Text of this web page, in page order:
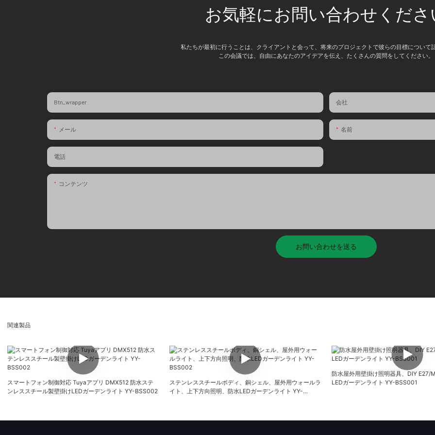
お気軽にお問い合わせくださ
私たちが最初に行うことは、クライアントと会って、将来のプロジェクトで彼らの目標について
この会議では、自由にあなたのアイデアを伝え、たくさんの質問をしてください。
Btn_wrapper 会社
メール 名前
電話
コンテンツ
お問い合わせを送る
関連製品
スマートフォン制御対応 Tuyaアプリ DMX512 防水ステ
ンレススチール製壁掛けLEDガーデンライト YY-BSS002
ステンレススチールボディ、銅シェル、屋外用ウォールラ
イト、上下方向照明、防水LEDガーデンライト YY-
防水屋外用壁掛け照明器具、DIY E27/
LEDガーデンライト YY-BSS001